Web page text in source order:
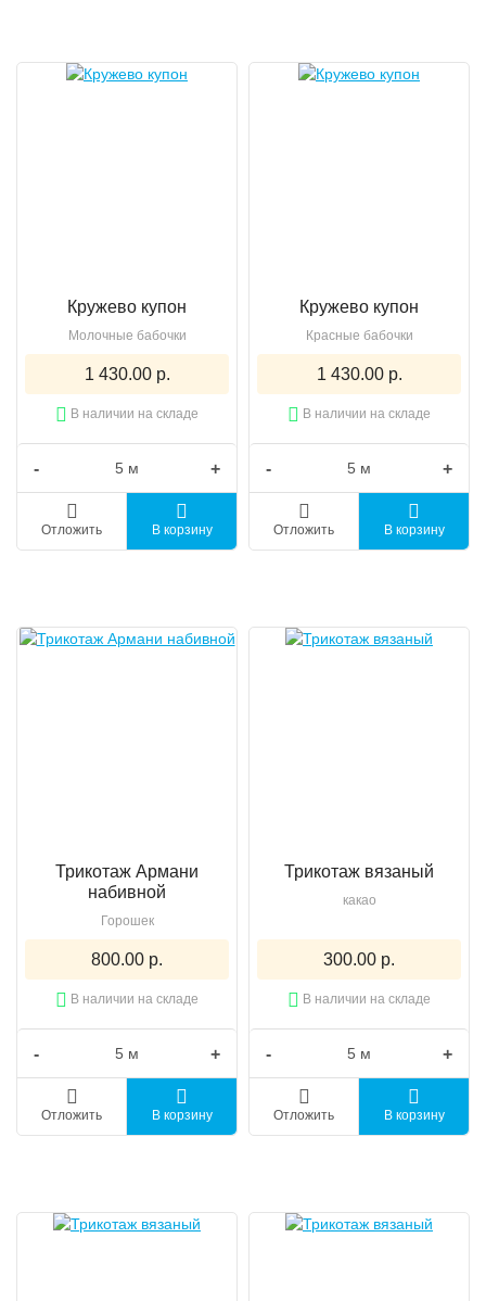
Кружево купон
Молочные бабочки
1 430.00 р.
В наличии на складе
- +
Отложить В корзину
Кружево купон
Красные бабочки
1 430.00 р.
В наличии на складе
- +
Отложить В корзину
Трикотаж Армани
набивной
Горошек
800.00 р.
В наличии на складе
- +
Отложить В корзину
Трикотаж вязаный
какао
300.00 р.
В наличии на складе
- +
Отложить В корзину